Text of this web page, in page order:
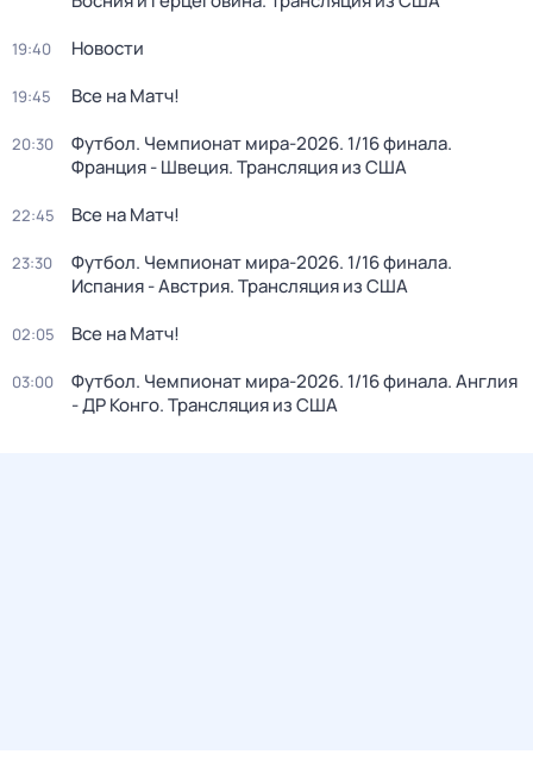
19:40 Новости
19:45 Все на Матч!
20:30
Футбол. Чемпионат мира-2026. 1/16 финала.
Франция - Швеция. Трансляция из США
22:45 Все на Матч!
23:30
Футбол. Чемпионат мира-2026. 1/16 финала.
Испания - Австрия. Трансляция из США
02:05 Все на Матч!
03:00
Футбол. Чемпионат мира-2026. 1/16 финала. Англия
- ДР Конго. Трансляция из США